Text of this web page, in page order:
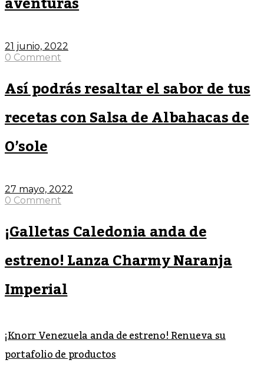
21 junio, 2022
0 Comment
Así podrás resaltar el sabor de tus
recetas con Salsa de Albahacas de
O’sole
27 mayo, 2022
0 Comment
¡Galletas Caledonia anda de
estreno! Lanza Charmy Naranja
Imperial
¡Knorr Venezuela anda de estreno! Renueva su
portafolio de productos